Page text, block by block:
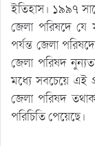
ইতিহাস। ১৯৯৭
জেলা পরিষদে যে
পর্যন্ত জেলা
জেলা পরিষদ
মধ্যে সবচেয়ে এই
জেলা পরিষদ
পরিচিতি পেয়েছে।